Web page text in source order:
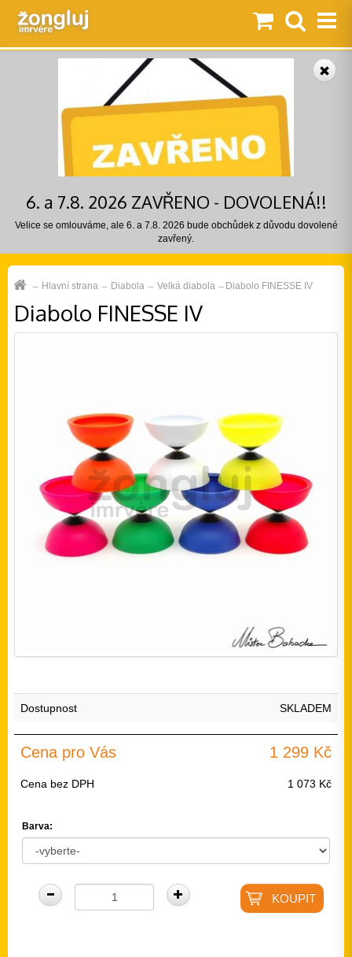
6. a 7.8. 2026 ZAVŘENO - DOVOLENÁ!!
Velice se omlouváme, ale 6. a 7.8. 2026 bude obchůdek z důvodu dovolené
zavřený.
Hlavní strana Diabola Velká diabola Diabolo FINESSE IV
Diabolo FINESSE IV
Dostupnost SKLADEM
Cena pro Vás 1 299 Kč
Cena bez DPH 1 073 Kč
Barva: